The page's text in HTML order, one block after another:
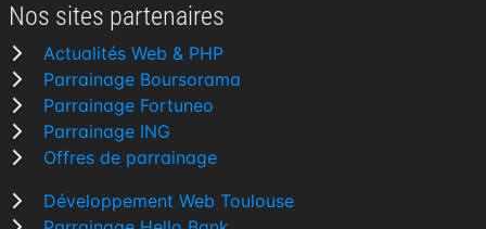
Nos sites partenaires
Actualités Web & PHP
Parrainage Boursorama
Parrainage Fortuneo
Parrainage ING
Offres de parrainage
Développement Web Toulouse